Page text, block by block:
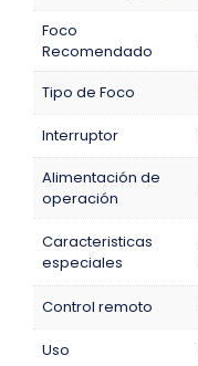
Foco
Recomendado
Tipo de Foco
Interruptor
Alimentación de
operación
Caracteristicas
especiales
Control remoto
Uso